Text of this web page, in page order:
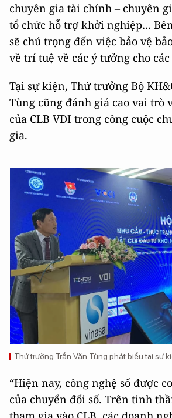
chuyên gia tài chính – chuyên
tổ chức hỗ trợ khởi nghiệp…
sẽ chú trọng đến việc bảo vệ
về trí tuệ về các ý tưởng cho
Tại sự kiện, Thứ trưởng Bộ
Tùng cũng đánh giá cao vai trò
của CLB VDI trong công cuộc
gia.
Thứ trưởng Trần Văn Tùng phát biểu tại sự
“Hiện nay, công nghệ số được
của chuyển đổi số. Trên tinh